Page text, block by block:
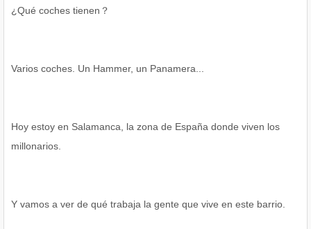
¿Qué coches tienen？
Varios coches. Un Hammer, un Panamera...
Hoy estoy en Salamanca, la zona de España donde viven los
millonarios.
Y vamos a ver de qué trabaja la gente que vive en este barrio.